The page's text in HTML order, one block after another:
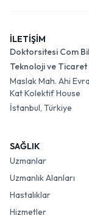
İLETİŞİM
Doktorsitesi Com
Teknoloji ve Ticaret
Maslak Mah. Ahi
Kat Kolektif House
İstanbul, Türkiye
SAĞLIK
Uzmanlar
Uzmanlık Alanları
Hastalıklar
Hizmetler